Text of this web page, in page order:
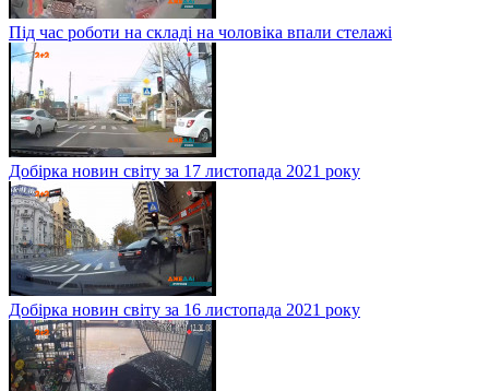
Під час роботи на складі на чоловіка впали стелажі
Добірка новин світу за 17 листопада 2021 року
Добірка новин світу за 16 листопада 2021 року